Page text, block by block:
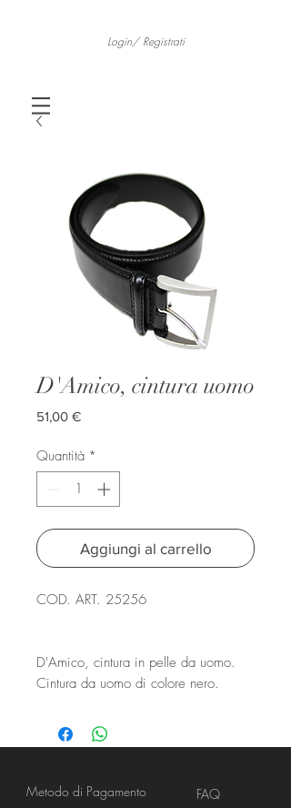
Login/ Registrati
D'Amico, cintura uomo
51,00 €Prezzo
Quantità *
Aggiungi al carrello
COD. ART. 25256
D'Amico, cintura in pelle da uomo.
Cintura da uomo di colore nero.
Metodo di Pagamento FAQ